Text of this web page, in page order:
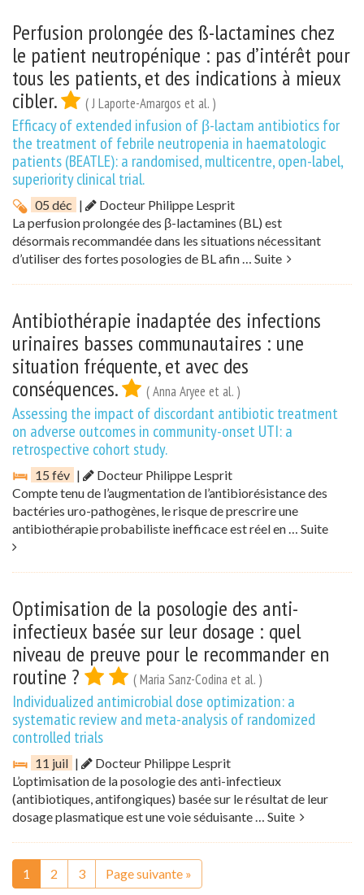
Perfusion prolongée des ß-lactamines chez
le patient neutropénique : pas d’intérêt pour
tous les patients, et des indications à mieux
cibler.
( J Laporte-Amargos et al. )
Efficacy of extended infusion of β-lactam antibiotics for
the treatment of febrile neutropenia in haematologic
patients (BEATLE): a randomised, multicentre, open-label,
superiority clinical trial.
05 déc |
Docteur Philippe Lesprit
La perfusion prolongée des β-lactamines (BL) est
désormais recommandée dans les situations nécessitant
d’utiliser des fortes posologies de BL afin … Suite
Antibiothérapie inadaptée des infections
urinaires basses communautaires : une
situation fréquente, et avec des
conséquences.
( Anna Aryee et al. )
Assessing the impact of discordant antibiotic treatment
on adverse outcomes in community-onset UTI: a
retrospective cohort study.
15 fév |
Docteur Philippe Lesprit
Compte tenu de l’augmentation de l’antibiorésistance des
bactéries uro-pathogènes, le risque de prescrire une
antibiothérapie probabiliste inefficace est réel en … Suite
Optimisation de la posologie des anti-
infectieux basée sur leur dosage : quel
niveau de preuve pour le recommander en
routine ?
( Maria Sanz-Codina et al. )
Individualized antimicrobial dose optimization: a
systematic review and meta-analysis of randomized
controlled trials
11 juil |
Docteur Philippe Lesprit
L’optimisation de la posologie des anti-infectieux
(antibiotiques, antifongiques) basée sur le résultat de leur
dosage plasmatique est une voie séduisante … Suite
1 2 3 Page suivante »